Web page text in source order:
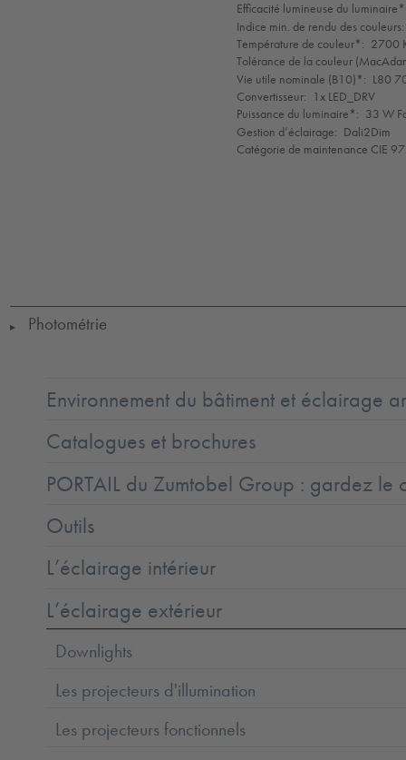
Efficacité lumineuse du
Indice min. de rendu des couleurs:
Température de couleur*: 2700
Tolérance de la couleur
Vie utile nominale (B10)*: L80
Convertisseur: 1x LED_DRV
Puissance du luminaire*: 33 W
Gestion d’éclairage: Dali2Dim
Catégorie de maintenance CIE
▶ Photométrie
Environnement du bâtiment et éclairage
Catalogues et brochures
PORTAIL du Zumtobel Group : gardez le
Outils
L’éclairage intérieur
L’éclairage extérieur
Downlights
Les projecteurs d'illumination
Les projecteurs fonctionnels